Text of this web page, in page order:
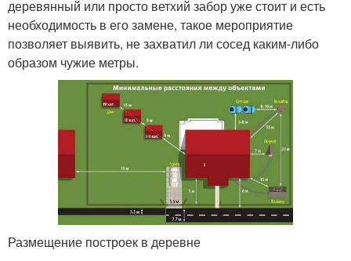
деревянный или просто ветхий забор уже стоит и есть
необходимость в его замене, такое мероприятие
позволяет выявить, не захватил ли сосед каким-либо
образом чужие метры.
Размещение построек в деревне